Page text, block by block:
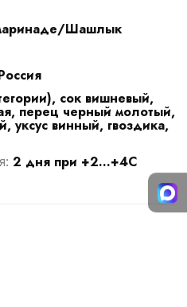
Шашлык
сок вишневый,
перец черный молотый,
уксус винный, гвоздика,
2 дня при +2...+4С